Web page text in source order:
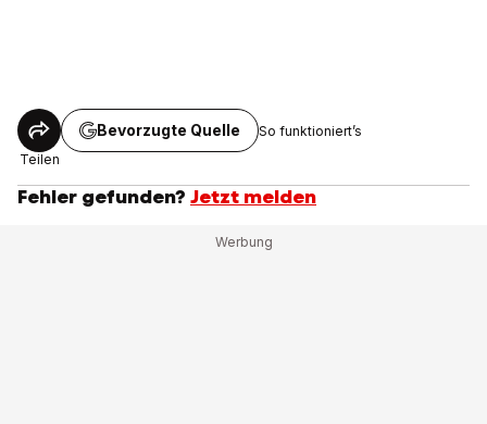
Teilen
Bevorzugte Quelle So funktioniert’s
Fehler gefunden? Jetzt melden